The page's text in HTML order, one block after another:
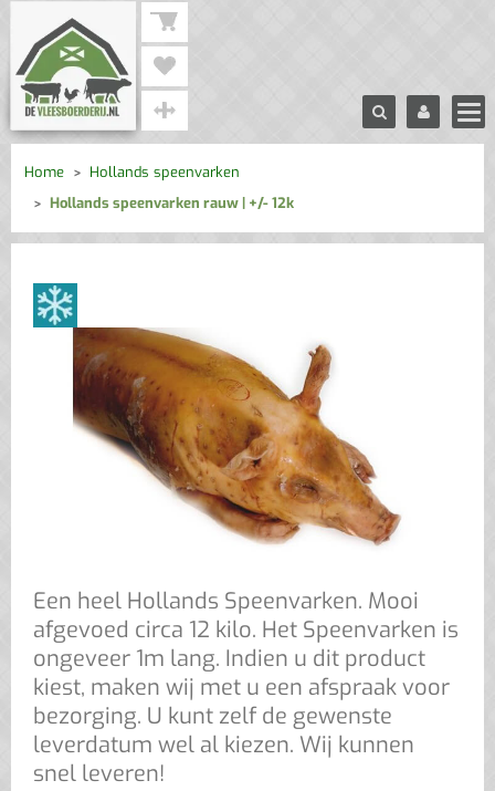
Home
Hollands speenvarken
Hollands speenvarken rauw | +/- 12k
Een heel Hollands Speenvarken. Mooi
afgevoed circa 12 kilo. Het Speenvarken is
ongeveer 1m lang. Indien u dit product
kiest, maken wij met u een afspraak voor
bezorging. U kunt zelf de gewenste
leverdatum wel al kiezen. Wij kunnen
snel leveren!